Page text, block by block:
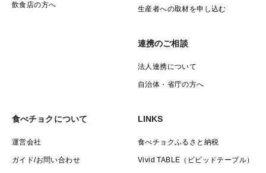
飲食店の方へ 生産者への取材を申し込む
連携のご相談
法人連携について
自治体・省庁の方へ
食べチョクについて
運営会社
ガイド/お問い合わせ
LINKS
食べチョクふるさと納税
Vivid TABLE（ビビッドテーブル）